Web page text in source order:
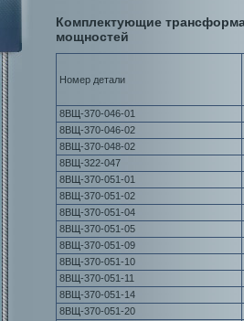
Комплектующие
мощностей
Номер детали
8ВЩ-370-046-01
8ВЩ-370-046-02
8ВЩ-370-048-02
8ВЩ-322-047
8ВЩ-370-051-01
8ВЩ-370-051-02
8ВЩ-370-051-04
8ВЩ-370-051-05
8ВЩ-370-051-09
8ВЩ-370-051-10
8ВЩ-370-051-11
8ВЩ-370-051-14
8ВЩ-370-051-20